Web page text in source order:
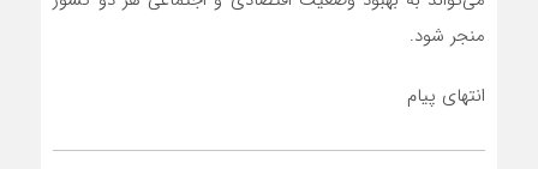
منجر شود.
انتهای پیام